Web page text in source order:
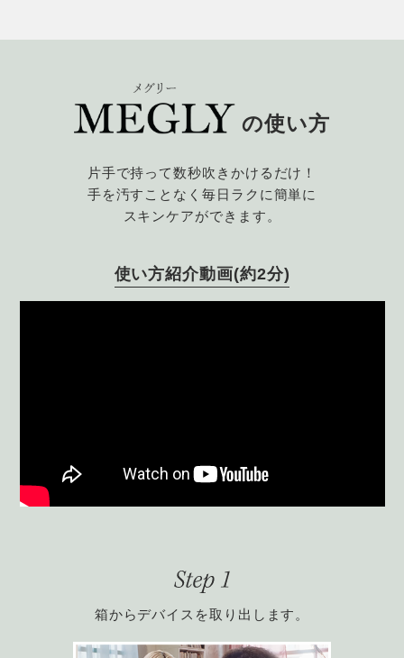
の使い方
片手で持って数秒吹きかけるだけ！
手を汚すことなく毎日ラクに簡単に
スキンケアができます。
使い方紹介動画(約2分)
箱からデバイスを取り出します。